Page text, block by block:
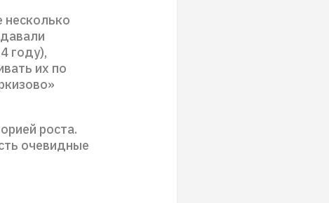
году),
их по
роста.
очевидные